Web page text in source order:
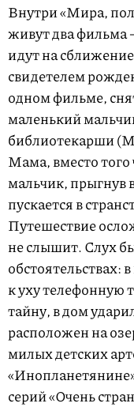
Внутри «Мира,
живут два фильма
идут на
свидетелем
одном фильме,
маленький
библиотекарши
Мама, вместо
мальчик, прыгнув
пускается в
Путешествие
не слышит. Слух
обстоятельствах:
к уху телефонную
тайну, в дом
расположен на
милых детских
серий «Очень